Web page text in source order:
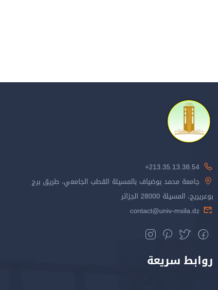
213.35.13.38.54+
جامعة محمد بوضياف بالمسيلة القطب الجامعي، طريق برج
بوعريريج، المسيلة 28000 الجزائر
contact@univ-msila.dz
روابط سريعة